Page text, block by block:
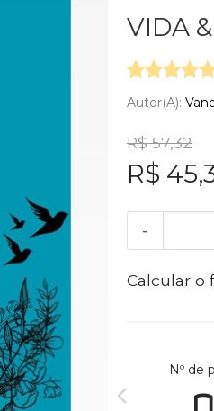
VIDA
Autor(a):
R$ 57,32
R$
-
Calcular o
Nº de